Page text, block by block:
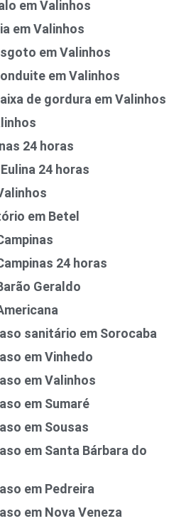
em Valinhos
em Valinhos
em Valinhos
em Valinhos
de gordura em Valinhos
24 horas
24 horas
em Betel
24 horas
Geraldo
sanitário em Sorocaba
em Vinhedo
em Valinhos
em Sumaré
em Sousas
em Santa Bárbara do
em Pedreira
em Nova Veneza